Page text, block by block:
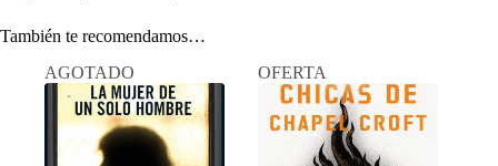
También te recomendamos…
AGOTADO
OFERTA